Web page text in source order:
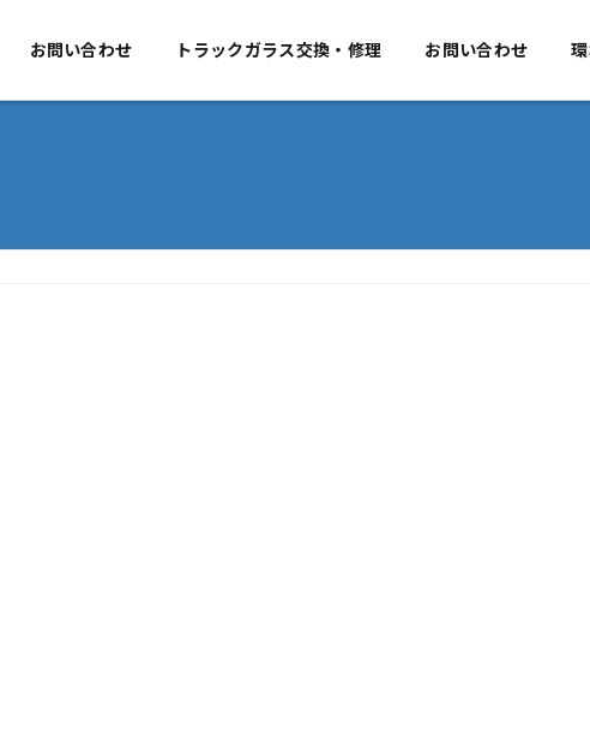
会社概要 事業のご案内 お問い合わせ
お問い合わせ トラックガラス交換・修理 お問い合わせ